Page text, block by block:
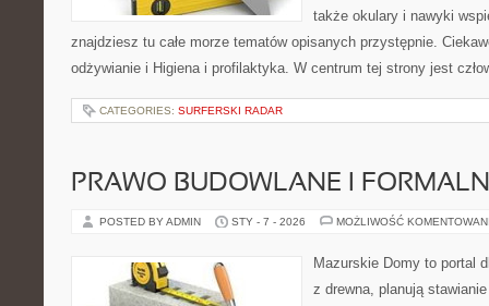
także okulary i nawyki
znajdziesz tu całe morze tematów opisanych przystępnie.
odżywianie i Higiena i profilaktyka. W centrum tej strony jest
CATEGORIES: SURFERSKI RADAR
PRAWO BUDOWLANE I
POSTED BY ADMIN STY - 7 - 2026 MOŻLIWOŚĆ
Mazurskie Domy to portal
z drewna, planują